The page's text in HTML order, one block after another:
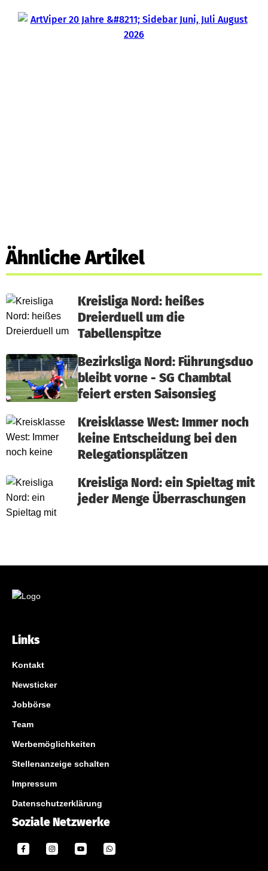
Ähnliche Artikel
Kreisliga Nord: heißes
Dreierduell um die
Tabellenspitze
Bezirksliga Nord: Führungsduo
bleibt vorne - SG Chambtal
feiert ersten Saisonsieg
Kreisklasse West: Immer noch
keine Entscheidung bei den
Relegationsplätzen
Kreisliga Nord: ein Spieltag mit
jeder Menge Überraschungen
Links
Kontakt
Newsticker
Jobbörse
Team
Werbemöglichkeiten
Stellenanzeige schalten
Impressum
Datenschutzerklärung
Soziale Netzwerke